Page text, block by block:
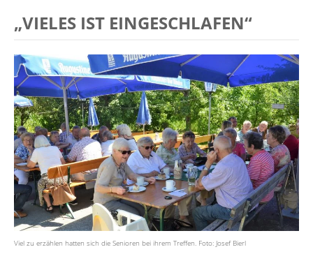
„VIELES IST EINGESCHLAFEN“
Viel zu erzählen hatten sich die Senioren bei ihrem Treffen. Foto: Josef Bierl